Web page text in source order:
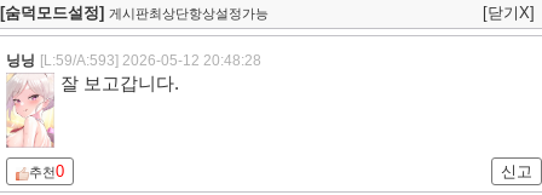
[숨덕모드설정] 게시판최상단항상설정가능 [닫기X]
닝닝 [L:59/A:593] 2026-05-12 20:48:28
잘 보고갑니다.
추천0 신고